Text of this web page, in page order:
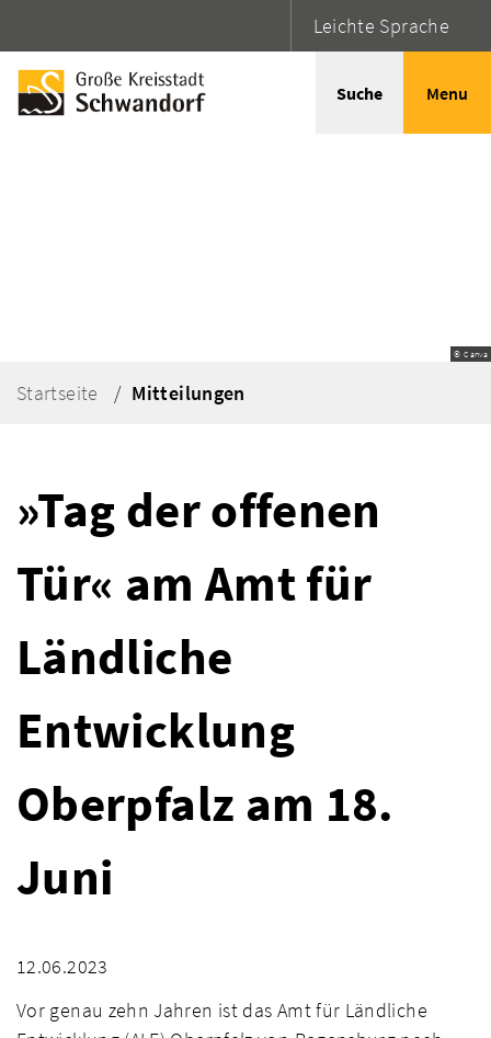
Leichte Sprache
Suche Menu
© Canva
Startseite Mitteilungen
»Tag der offenen
Tür« am Amt für
Ländliche
Entwicklung
Oberpfalz am 18.
Juni
12.06.2023
Vor genau zehn Jahren ist das Amt für Ländliche